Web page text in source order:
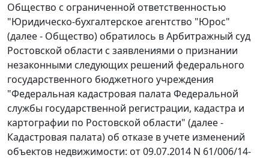
Общество с ограниченной ответственностью
"Юридическо-бухгалтерское агентство "Юрос"
(далее - Общество) обратилось в Арбитражный суд
Ростовской области с заявлениями о признании
незаконными следующих решений федерального
государственного бюджетного учреждения
"Федеральная кадастровая палата Федеральной
службы государственной регистрации, кадастра и
картографии по Ростовской области" (далее -
Кадастровая палата) об отказе в учете изменений
объектов недвижимости: от 09.07.2014 N 61/006/14-